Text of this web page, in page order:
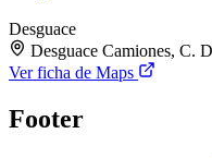
Desguace
Desguace Camiones, C.
Ver ficha de Maps
Footer